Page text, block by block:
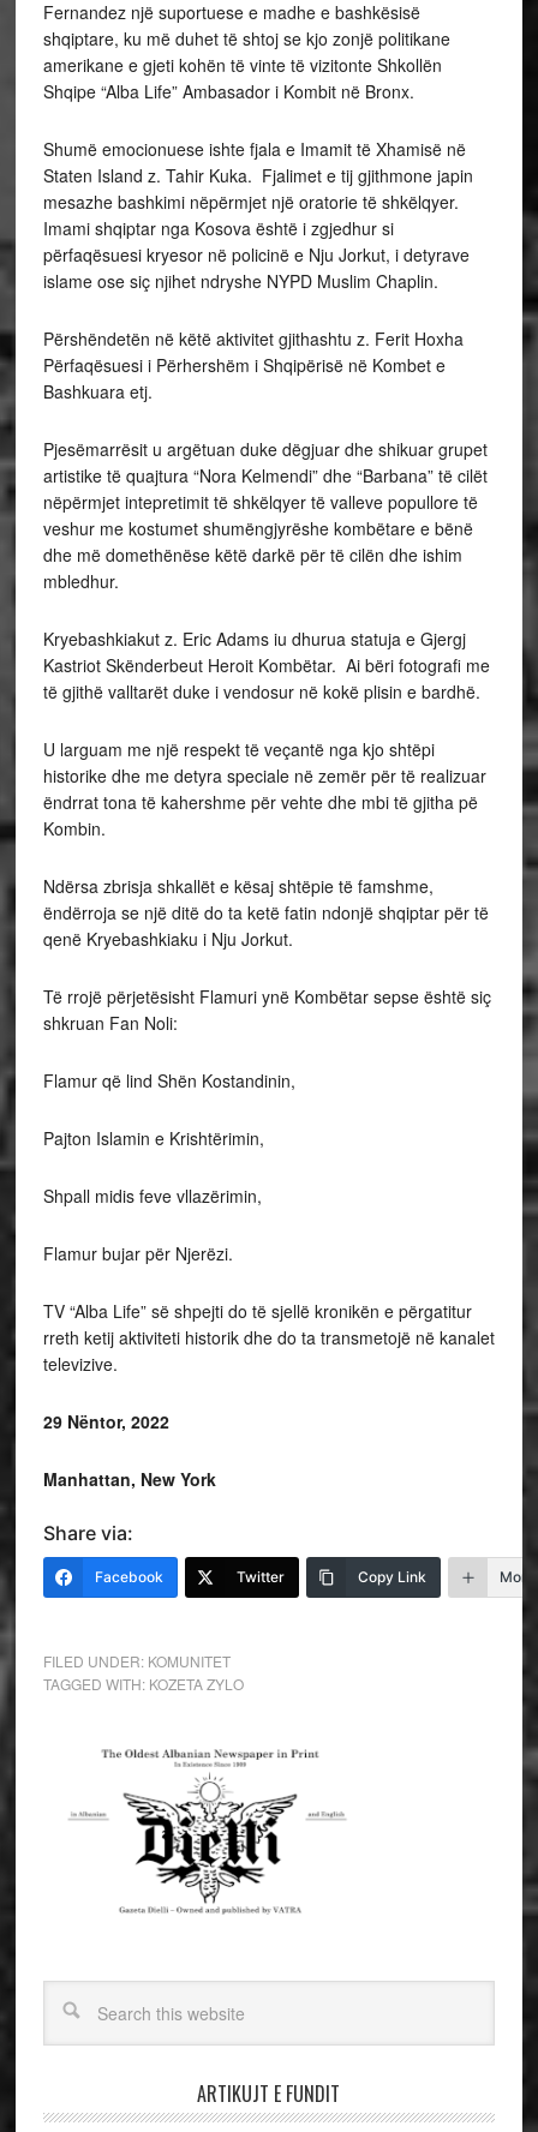
Fernandez një suportuese e madhe e bashkësisë
shqiptare, ku më duhet të shtoj se kjo zonjë politikane
amerikane e gjeti kohën të vinte të vizitonte Shkollën
Shqipe “Alba Life” Ambasador i Kombit në Bronx.
Shumë emocionuese ishte fjala e Imamit të Xhamisë në
Staten Island z. Tahir Kuka. Fjalimet e tij gjithmone japin
mesazhe bashkimi nëpërmjet një oratorie të shkëlqyer.
Imami shqiptar nga Kosova është i zgjedhur si
përfaqësuesi kryesor në policinë e Nju Jorkut, i detyrave
islame ose siç njihet ndryshe NYPD Muslim Chaplin.
Përshëndetën në këtë aktivitet gjithashtu z. Ferit Hoxha
Përfaqësuesi i Përhershëm i Shqipërisë në Kombet e
Bashkuara etj.
Pjesëmarrësit u argëtuan duke dëgjuar dhe shikuar grupet
artistike të quajtura “Nora Kelmendi” dhe “Barbana” të cilët
nëpërmjet intepretimit të shkëlqyer të valleve popullore të
veshur me kostumet shumëngjyrëshe kombëtare e bënë
dhe më domethënëse këtë darkë për të cilën dhe ishim
mbledhur.
Kryebashkiakut z. Eric Adams iu dhurua statuja e Gjergj
Kastriot Skënderbeut Heroit Kombëtar. Ai bëri fotografi me
të gjithë valltarët duke i vendosur në kokë plisin e bardhë.
U larguam me një respekt të veçantë nga kjo shtëpi
historike dhe me detyra speciale në zemër për të realizuar
ëndrrat tona të kahershme për vehte dhe mbi të gjitha pë
Kombin.
Ndërsa zbrisja shkallët e kësaj shtëpie të famshme,
ëndërroja se një ditë do ta ketë fatin ndonjë shqiptar për të
qenë Kryebashkiaku i Nju Jorkut.
Të rrojë përjetësisht Flamuri ynë Kombëtar sepse është siç
shkruan Fan Noli:
Flamur që lind Shën Kostandinin,
Pajton Islamin e Krishtërimin,
Shpall midis feve vllazërimin,
Flamur bujar për Njerëzi.
TV “Alba Life” së shpejti do të sjellë kronikën e përgatitur
rreth ketij aktiviteti historik dhe do ta transmetojë në kanalet
televizive.
29 Nëntor, 2022
Manhattan, New York
Share via:
Facebook Twitter Copy Link More
FILED UNDER: KOMUNITET
TAGGED WITH: KOZETA ZYLO
ARTIKUJT E FUNDIT